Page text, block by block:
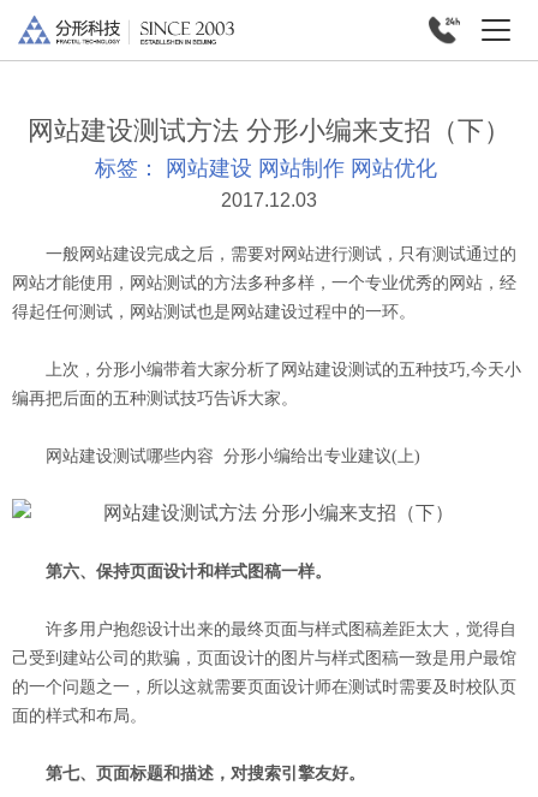
网站建设测试方法 分形小编来支招（下）
标签： 网站建设 网站制作 网站优化
2017.12.03
一般网站建设完成之后，需要对网站进行测试，只有测试通过的
网站才能使用，网站测试的方法多种多样，一个专业优秀的网站，经
得起任何测试，网站测试也是网站建设过程中的一环。
上次，分形小编带着大家分析了网站建设测试的五种技巧,今天小
编再把后面的五种测试技巧告诉大家。
网站建设测试哪些内容 分形小编给出专业建议(上)
第六、保持页面设计和样式图稿一样。
许多用户抱怨设计出来的最终页面与样式图稿差距太大，觉得自
己受到建站公司的欺骗，页面设计的图片与样式图稿一致是用户最馆
的一个问题之一，所以这就需要页面设计师在测试时需要及时校队页
面的样式和布局。
第七、页面标题和描述，对搜索引擎友好。